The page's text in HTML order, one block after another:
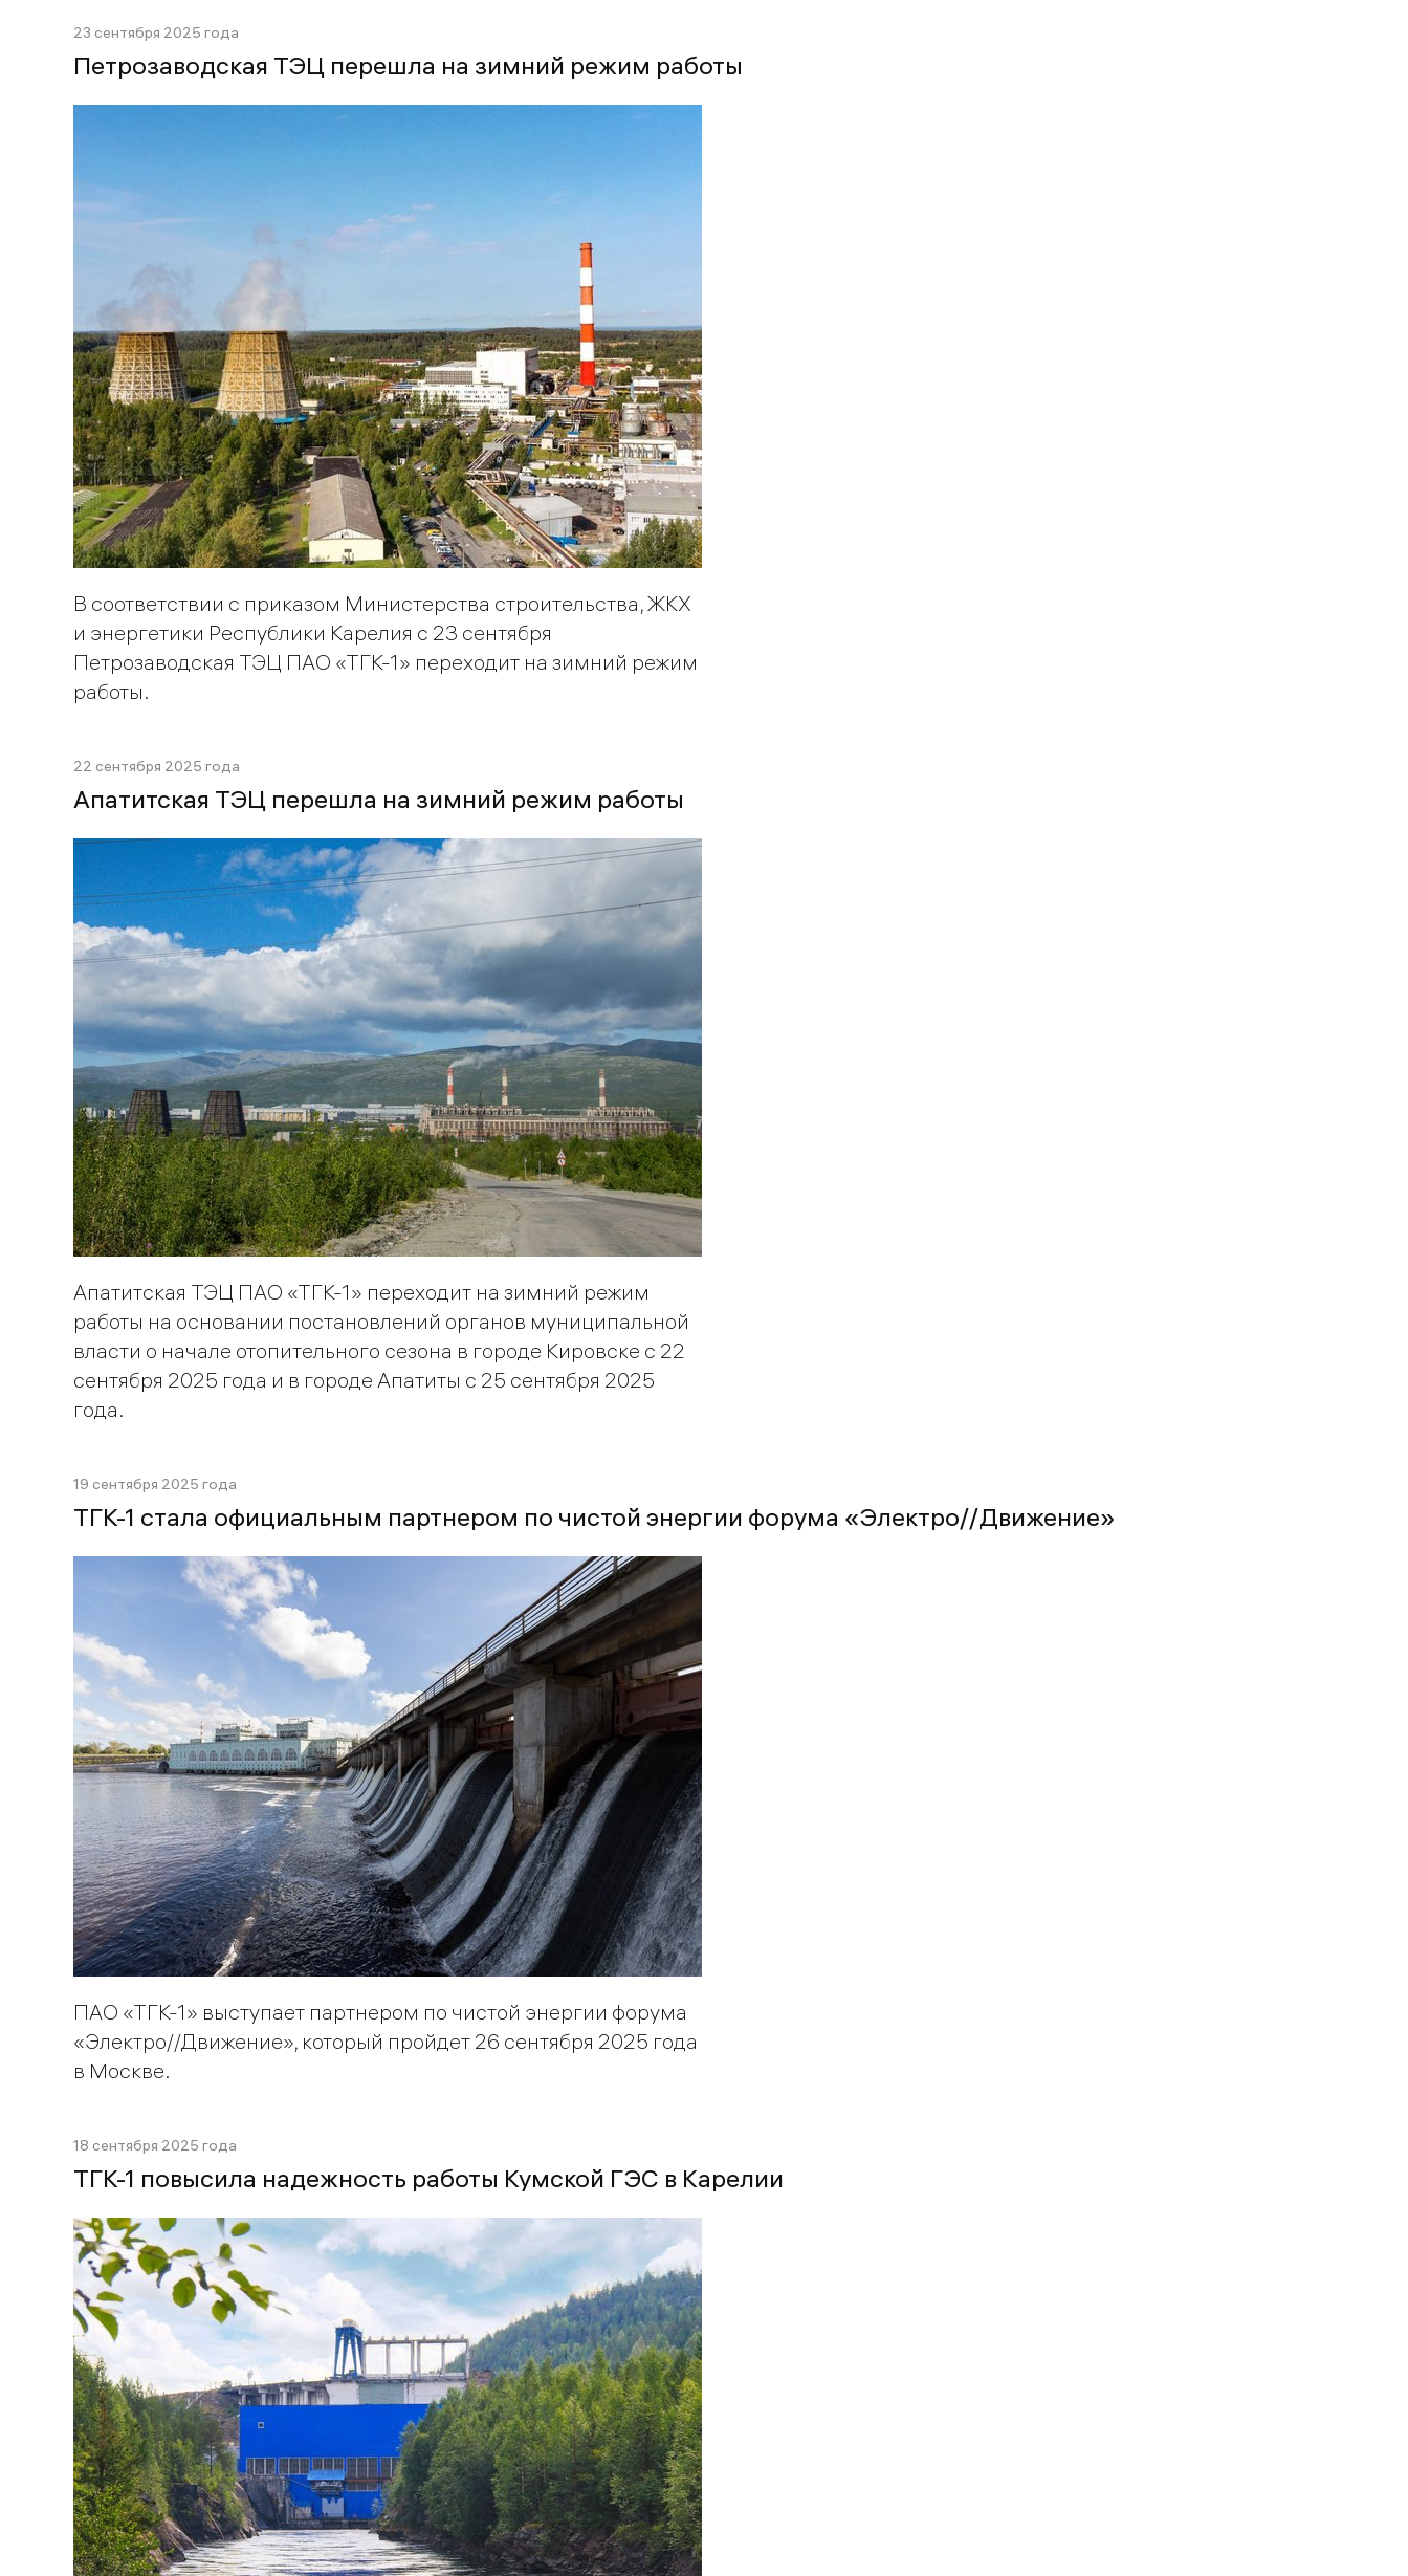
23 сентября 2025 года
Петрозаводская ТЭЦ перешла на зимний режим работы
В соответствии с приказом Министерства строительства, ЖКХ
и энергетики Республики Карелия с 23 сентября
Петрозаводская ТЭЦ ПАО «ТГК-1» переходит на зимний режим
работы.
22 сентября 2025 года
Апатитская ТЭЦ перешла на зимний режим работы
Апатитская ТЭЦ ПАО «ТГК-1» переходит на зимний режим
работы на основании постановлений органов муниципальной
власти о начале отопительного сезона в городе Кировске с 22
сентября 2025 года и в городе Апатиты с 25 сентября 2025
года.
19 сентября 2025 года
ТГК-1 стала официальным партнером по чистой энергии форума «Электро//Движение»
ПАО «ТГК-1» выступает партнером по чистой энергии форума
«Электро//Движение», который пройдет 26 сентября 2025 года
в Москве.
18 сентября 2025 года
ТГК-1 повысила надежность работы Кумской ГЭС в Карелии